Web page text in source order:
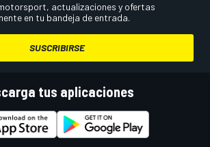
actualizaciones y ofertas
en tu bandeja de entrada.
SUSCRIBIRSE
tus aplicaciones